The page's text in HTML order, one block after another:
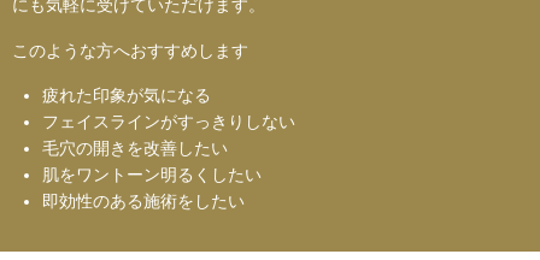
にも気軽に受けていただけます。
このような方へおすすめします
疲れた印象が気になる
フェイスラインがすっきりしない
毛穴の開きを改善したい
肌をワントーン明るくしたい
即効性のある施術をしたい